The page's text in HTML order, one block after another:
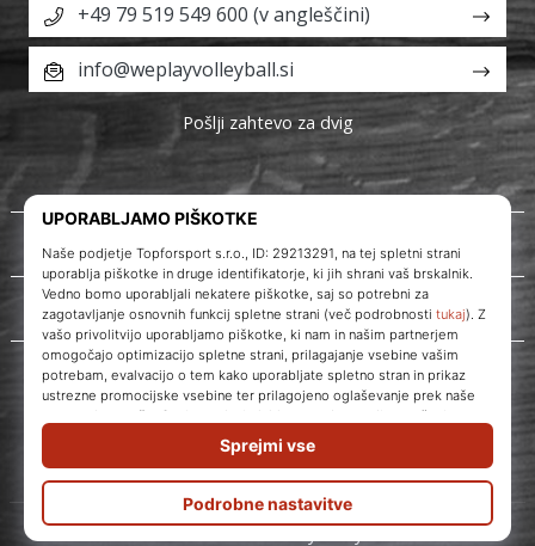
WePlayVolleyball.si
O nas
Storitve za stranke
+49 79 519 549 600 (v angleščini)
info@weplayvolleyball.si
Pošlji zahtevo za dvig